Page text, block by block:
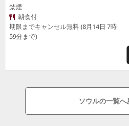
禁煙
朝食付
期限までキャンセル無料 (8月14日 7時
59分まで)
ソウルの一覧へ